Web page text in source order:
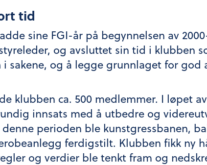
tid
sine FGI-år på begynnelsen av
og avsluttet sin tid i klubben
sakene, og å legge grunnlaget for
klubben ca. 500 medlemmer. I løpet
innsats med å utbedre og
perioden ble kunstgressbanen,
ferdigstilt. Klubben fikk ny
og verdier ble tenkt fram og